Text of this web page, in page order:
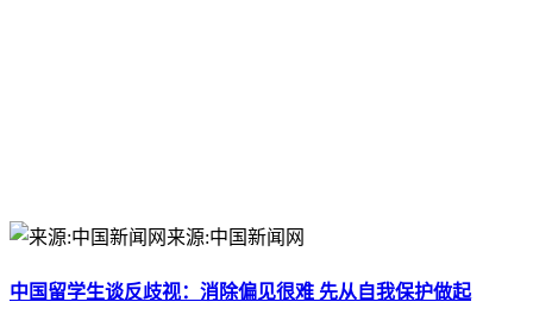
来源:中国新闻网
中国留学生谈反歧视：消除偏见很难 先从自我保护做起